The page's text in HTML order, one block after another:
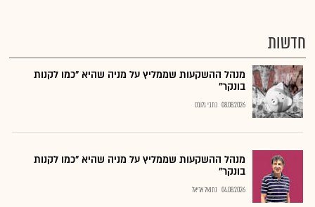
חדשות
מנהל ההשקעות שממליץ על מניה שהיא "כמו לקנות
בונקר"
08.08.2026 כתבי גלובס
מנהל ההשקעות שממליץ על מניה שהיא "כמו לקנות
בונקר"
04.08.2026 נתנאל אריאל